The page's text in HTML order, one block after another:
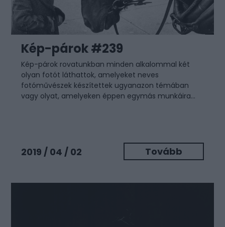
Kép-párok #239
Kép-párok rovatunkban minden alkalommal két
olyan fotót láthattok, amelyeket neves
fotóművészek készítettek ugyanazon témában
vagy olyat, amelyeken éppen egymás munkáira...
2019 / 04 / 02 Tovább